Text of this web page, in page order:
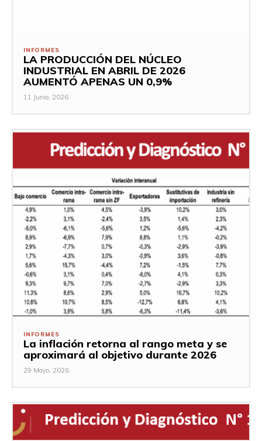
INFORMES
LA PRODUCCIÓN DEL NÚCLEO
INDUSTRIAL EN ABRIL DE 2026
AUMENTÓ APENAS UN 0,9%
11 Junio, 2026
INFORMES
La inflación retorna al rango meta y se
aproximará al objetivo durante 2026
29 Mayo, 2026